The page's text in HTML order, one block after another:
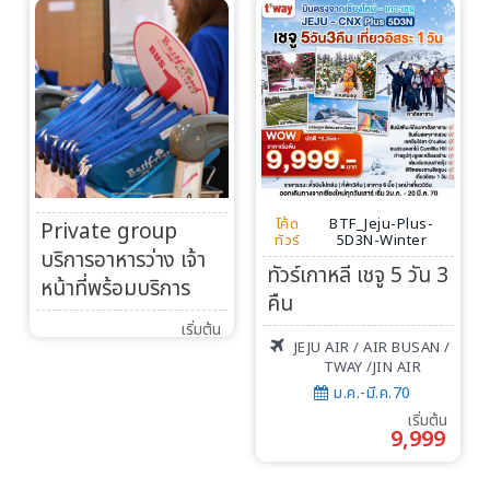
Private group
บริการอาหารว่าง เจ้า
หน้าที่พร้อมบริการ
เริ่มต้น
โค้ด
ทัวร์
BTF_Jeju-Plus-
5D3N-Winter
ทัวร์เกาหลี เชจู 5 วัน 3
คืน
JEJU AIR / AIR BUSAN /
TWAY /JIN AIR
ม.ค.-มี.ค.70
เริ่มต้น
9,999